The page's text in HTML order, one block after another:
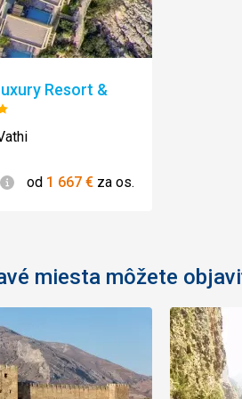
Resort &
Informácie
od 1 667 € za os.
miesta môžete